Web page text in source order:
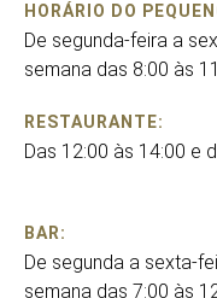
HORÁRIO DO
De segunda-feira a
semana das 8:00 às
RESTAURANTE:
Das 12:00 às 14:00 e
BAR:
De segunda a sexta-
semana das 7:00 às